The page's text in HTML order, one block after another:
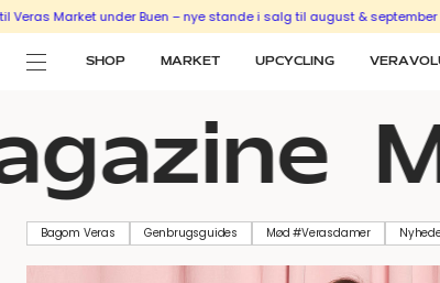
Market under Buen – nye stande i salg til august & september <333
SHOP MARKET UPCYCLING
Bagom Veras Genbrugsguides Mød #Verasdamer